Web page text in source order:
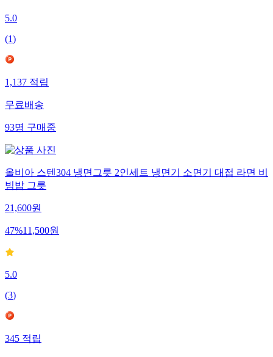
5.0
(1)
1,137적립
무료배송
93명구매중
올비아 스텐304 냉면그릇 2인세트 냉면기 소면기 대접 라면 비
빔밥 그릇
21,600원
47%11,500원
5.0
(3)
345적립